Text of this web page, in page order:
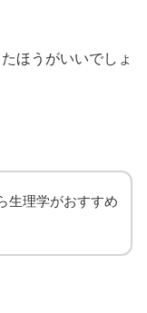
ほうがいいでしょ
生理学がおすすめ